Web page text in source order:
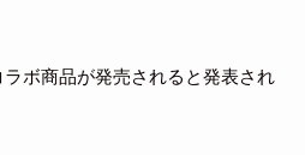
ボ商品が発売されると発表され